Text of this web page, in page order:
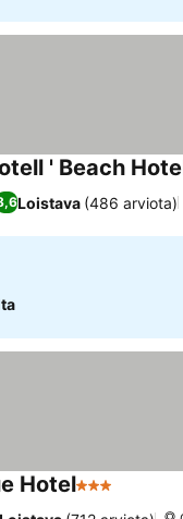
' Beach
Loistava (486 arviota)
Hotel3